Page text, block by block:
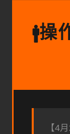
🚹操
【4